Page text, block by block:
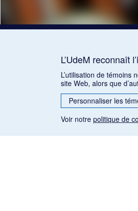
L’UdeM reconnaît
L’utilisation de
site Web, alors que
Personnaliser les
Voir notre politique de